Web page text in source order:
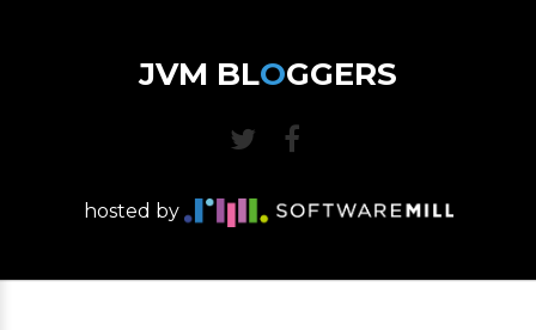
JVM BLOGGERS
hosted by